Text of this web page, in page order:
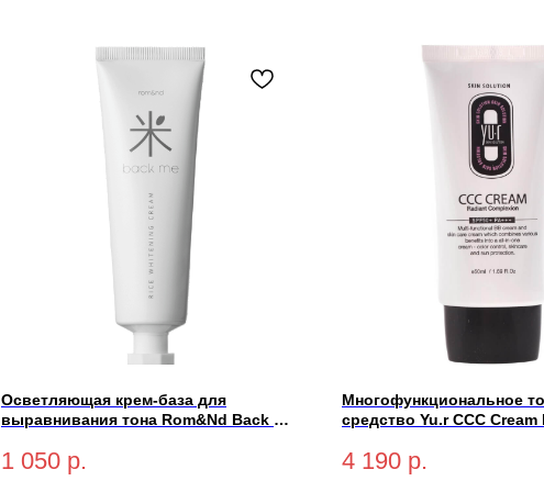
Осветляющая крем-база для
выравнивания тона Rom&Nd Back Me
1 050 р.
Многофункциональное
средство Yu.r CCC Cream
светлый) 50 мл
4 190 р.